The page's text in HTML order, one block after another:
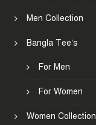
Men Collection
Bangla Tee’s
For Men
For Women
Women Collection